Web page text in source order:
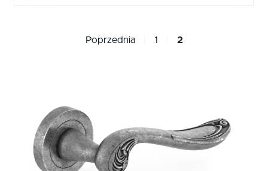
Klamki INOX stal nierdzewna
Klamki zewnętrzne
Gałki
Antaby
nikiel szczotkowany
chrom/satyna
nikiel antyczny
Poprzednia 1 2